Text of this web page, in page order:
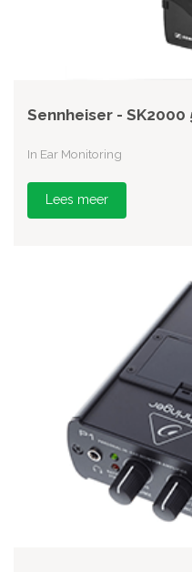
Sennheiser - SK2000
In Ear Monitoring
Lees meer